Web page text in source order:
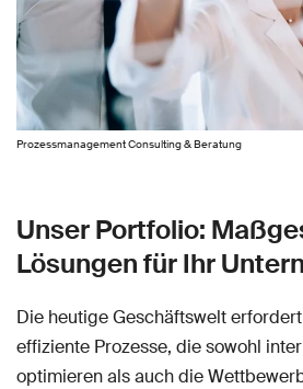
Prozessmanagement Consulting & Beratung
Unser Portfolio:
Lösungen für Ihr
Die heutige Geschäftswelt
effiziente Prozesse, die sowohl
optimieren als auch die